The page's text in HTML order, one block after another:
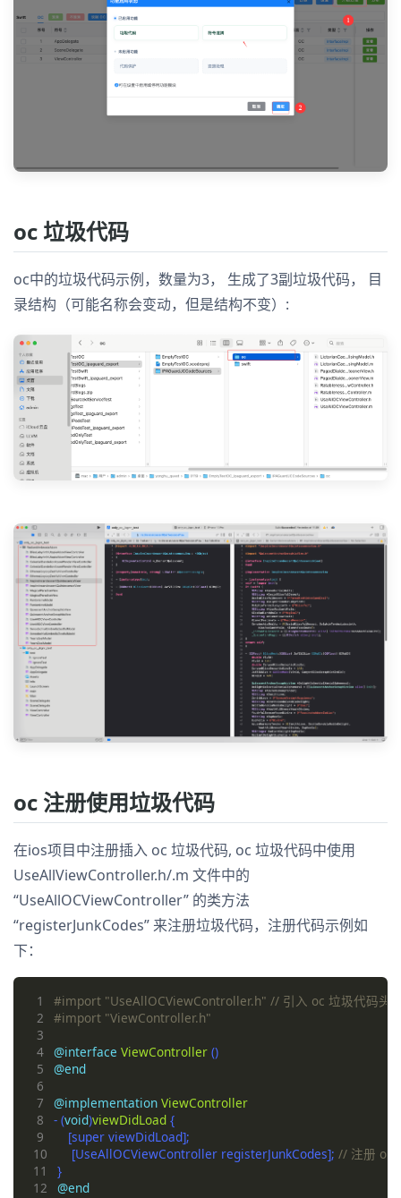
oc 垃圾代码
oc中的垃圾代码示例，数量为3， 生成了3副垃圾代码， 目
录结构（可能名称会变动，但是结构不变）:
oc 注册使用垃圾代码
在ios项目中注册插入 oc 垃圾代码, oc 垃圾代码中使用
UseAllViewController.h/.m 文件中的
“UseAllOCViewController” 的类方法
“registerJunkCodes” 来注册垃圾代码，注册代码示例如
下：
1
#import "UseAllOCViewController.h"
2
3
4 @interface ViewController
5
@end
6
7
@implementation ViewController
8
- (void)viewDidLoad
9
10
    [UseAllOCViewController registerJunkCodes];
11
12
@end